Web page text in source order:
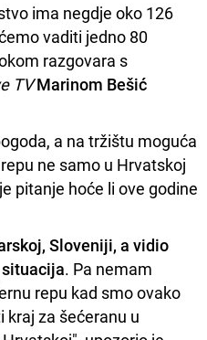
ima negdje oko 126
vaditi jedno 80
razgovara s
TV Marinom Bešić
a na tržištu moguća
ne samo u Hrvatskoj
pitanje hoće li ove godine
Sloveniji, a vidio
. Pa nemam
repu kad smo ovako
kraj za šećeranu u